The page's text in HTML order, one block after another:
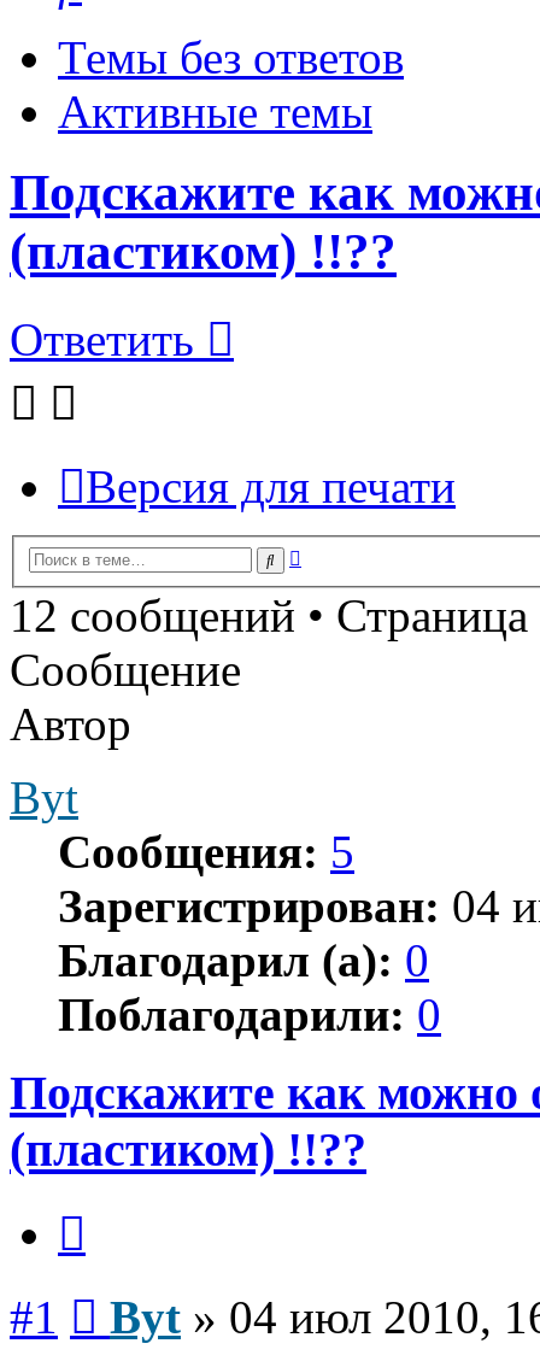
Темы без ответов
Активные темы
Подскажите как
(пластиком) !!??
Ответить
Версия для печати
Поиск
12 сообщений • Страница
Сообщение
Автор
Byt
Сообщения: 5
Зарегистрирован: 04
Благодарил (а): 0
Поблагодарили: 0
Подскажите как можно
(пластиком) !!??
#1 Byt » 04 июл 2010,